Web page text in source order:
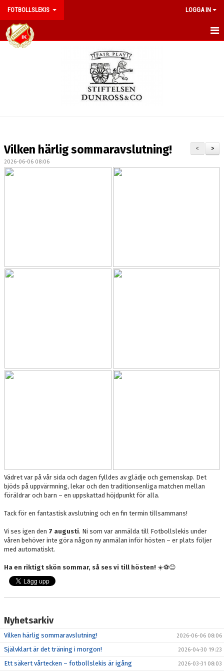
FOTBOLLSLEKIS LOGGA IN
HEM
BILDGALLERI
>
<
Vilken härlig sommaravslutning!
2026-06-06 08:06
Vädret var på vår sida och dagen fylldes av glädje och gemenskap. Det
bjöds på uppvärmning, lekar och den traditionsenliga matchen mellan
föräldrar och barn – en uppskattad höjdpunkt för alla.
Tack för en fantastisk avslutning och en fin termin tillsammans!
Vi ses igen den 7 augusti. Ni som var anmälda till Fotbollslekis under
våren behöver inte göra någon ny anmälan inför hösten – er plats följer
med automatiskt.
Ha en riktigt skön sommar, så ses vi till hösten! ☀️⚽️😊
Nyhetsarkiv
Vilken härlig sommaravslutning! 2026-06-06 08:06
Självklart är det träning i morgon! 2026-04-30 19:23
Ett säkert vårtecken – fotbollslekis är igång 2026-03-31 08:03